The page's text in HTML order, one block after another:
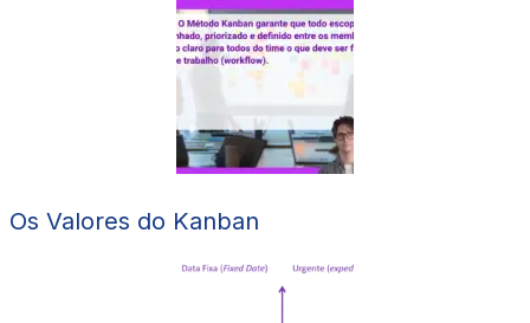
Os Valores do Kanban